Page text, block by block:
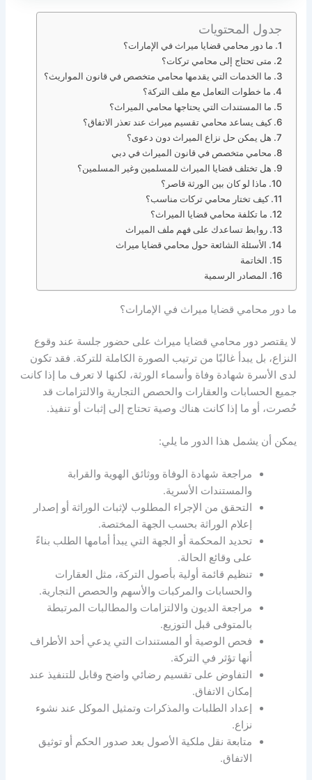
جدول المحتويات
ما دور محامي قضايا ميراث في الإمارات؟
متى تحتاج إلى محامي تركات؟
ما الخدمات التي يقدمها محامي متخصص في قانون المواريث؟
ما خطوات التعامل مع ملف التركة؟
ما المستندات التي يحتاجها محامي الميراث؟
كيف يساعد محامي تقسيم ميراث عند تعذر الاتفاق؟
هل يمكن حل نزاع الميراث دون دعوى؟
محامي متخصص في قانون الميراث في دبي
هل تختلف قضايا الميراث للمسلمين وغير المسلمين؟
ماذا لو كان بين الورثة قاصر؟
كيف تختار محامي تركات مناسب؟
ما تكلفة محامي قضايا الميراث؟
روابط تساعدك على فهم ملف الميراث
الأسئلة الشائعة حول محامي قضايا ميراث
الخاتمة
المصادر الرسمية
ما دور محامي قضايا ميراث في الإمارات؟
لا يقتصر دور محامي قضايا ميراث على حضور جلسة عند وقوع
النزاع، بل يبدأ غالبًا من ترتيب الصورة الكاملة للتركة. فقد تكون
لدى الأسرة شهادة وفاة وأسماء الورثة، لكنها لا تعرف ما إذا كانت
جميع الحسابات والعقارات والحصص التجارية والالتزامات قد
حُصرت، أو ما إذا كانت هناك وصية تحتاج إلى إثبات أو تنفيذ.
يمكن أن يشمل هذا الدور ما يلي:
مراجعة شهادة الوفاة ووثائق الهوية والقرابة
والمستندات الأسرية.
التحقق من الإجراء المطلوب لإثبات الوراثة أو إصدار
إعلام الوراثة بحسب الجهة المختصة.
تحديد المحكمة أو الجهة التي يبدأ أمامها الطلب بناءً
على وقائع الحالة.
تنظيم قائمة أولية بأصول التركة، مثل العقارات
والحسابات والمركبات والأسهم والحصص التجارية.
مراجعة الديون والالتزامات والمطالبات المرتبطة
بالمتوفى قبل التوزيع.
فحص الوصية أو المستندات التي يدعي أحد الأطراف
أنها تؤثر في التركة.
التفاوض على تقسيم رضائي واضح وقابل للتنفيذ عند
إمكان الاتفاق.
إعداد الطلبات والمذكرات وتمثيل الموكل عند نشوء
نزاع.
متابعة نقل ملكية الأصول بعد صدور الحكم أو توثيق
الاتفاق.